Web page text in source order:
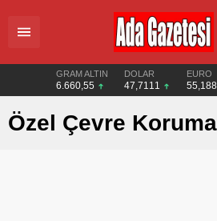
GRAM ALTIN
6.660,55
DOLAR
47,7111
EURO
Özel Çevre Koruma